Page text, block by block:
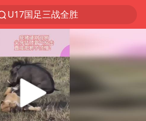
U17国足三战全胜
秋天的第一杯奶茶安排上了吗
美股三大指数集体收跌 西数跌超13%
台风白海豚登陆地点更新
巡查组提问 工作人员偷用手机查答案